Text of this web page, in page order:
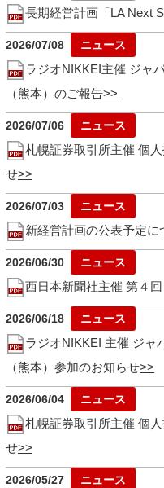
長期経営計画「LA Next
2026/07/08
ラジオNIKKEI主催 ジャ
（熊本）のご報告
2026/07/06
札幌証券取引所主催 個
せ
2026/07/03
新経営計画の公表予定に
2026/06/30
西日本新聞社主催 第４
2026/06/18
ラジオNIKKEI 主催 ジャ
（熊本）参加のお知らせ
2026/06/04
札幌証券取引所主催 個
せ
2026/05/27